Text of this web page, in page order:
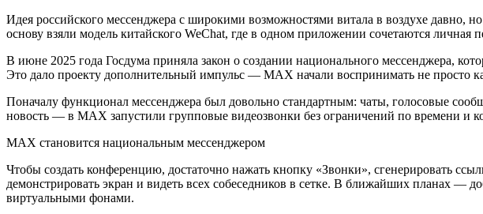
Идея российского мессенджера с широкими возможностями витала в воздухе давно,
основу взяли модель китайского WeChat, где в одном приложении сочетаются личная
В июне 2025 года Госдума приняла закон о создании национального мессенджера,
Это дало проекту дополнительный импульс — MAX начали воспринимать не просто
Поначалу функционал мессенджера был довольно стандартным: чаты, голосовые
новость — в MAX запустили групповые видеозвонки без ограничений по времени и
MAX становится национальным мессенджером
Чтобы создать конференцию, достаточно нажать кнопку «Звонки», сгенерировать
демонстрировать экран и видеть всех собеседников в сетке. В ближайших планах —
виртуальными фонами.